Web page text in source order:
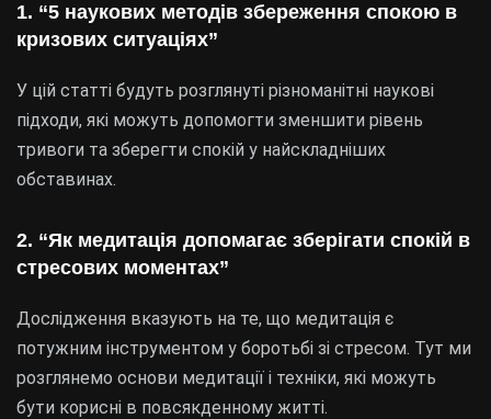
1. “5 наукових методів збереження спокою в
кризових ситуаціях”
У цій статті будуть розглянуті різноманітні наукові
підходи, які можуть допомогти зменшити рівень
тривоги та зберегти спокій у найскладніших
обставинах.
2. “Як медитація допомагає зберігати спокій в
стресових моментах”
Дослідження вказують на те, що медитація є
потужним інструментом у боротьбі зі стресом. Тут ми
розглянемо основи медитації і техніки, які можуть
бути корисні в повсякденному житті.